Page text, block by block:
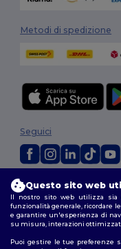
Metodi di spedizione
2026. Tutti
Termini e Condizioni|
privacy|Politica sui cookie
Seguici
Questo sito web
Il nostro sito web utilizza sia
funzionalità generale, ricordare
e garantire un'esperienza di
su misura, interazioni
Puoi gestire le tue preferenze